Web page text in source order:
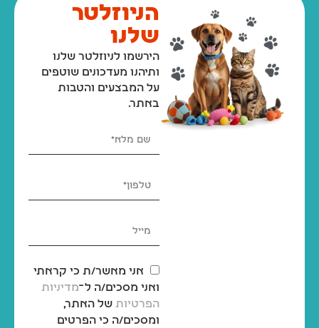
הניוזלטר
שלנו
הירשמו לניוזלטר שלנו
ותיהנו מעדכונים שוטפים
על המבצעים והטבות
באתר.
אני מאשר/ת כי קראתי
ואני מסכים/ה ל־מדיניות
הפרטיות של האתר,
ומסכים/ה כי הפרטים